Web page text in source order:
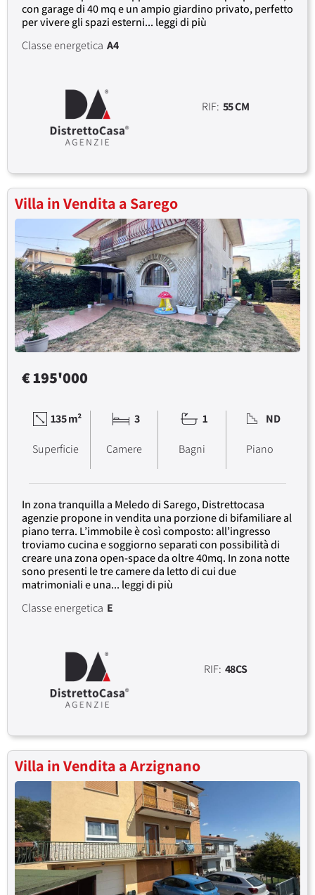
con garage di 40 mq e un ampio giardino privato, perfetto
per vivere gli spazi esterni... leggi di più
RIF: 55 CM
Classe energetica A4
Villa in Vendita a Sarego
€ 195'000
135 m²
Superficie
3
Camere
1
Bagni
ND
Piano
In zona tranquilla a Meledo di Sarego, Distrettocasa
agenzie propone in vendita una porzione di bifamiliare al
piano terra. L’immobile è così composto: all’ingresso
troviamo cucina e soggiorno separati con possibilità di
creare una zona open-space da oltre 40mq. In zona notte
sono presenti le tre camere da letto di cui due
matrimoniali e una... leggi di più
RIF: 48CS
Classe energetica E
Villa in Vendita a Arzignano